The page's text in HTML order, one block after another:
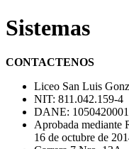
Sistemas
CONTACTENOS
Liceo San Luis
NIT: 811.042.159-4
DANE:
Aprobada mediante
16 de octubre de